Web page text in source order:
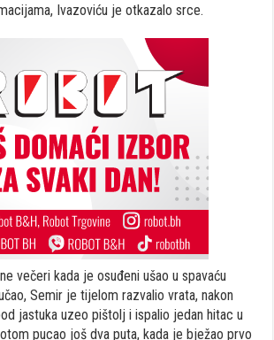
Ivazoviću je otkazalo srce.
večeri kada je osuđeni ušao u spavaću
Semir je tijelom razvalio vrata, nakon
jastuka uzeo pištolj i ispalio jedan hitac u
pucao još dva puta, kada je bježao prvo